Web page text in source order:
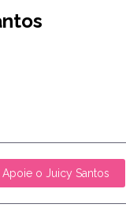
Apoie o Juicy Santos